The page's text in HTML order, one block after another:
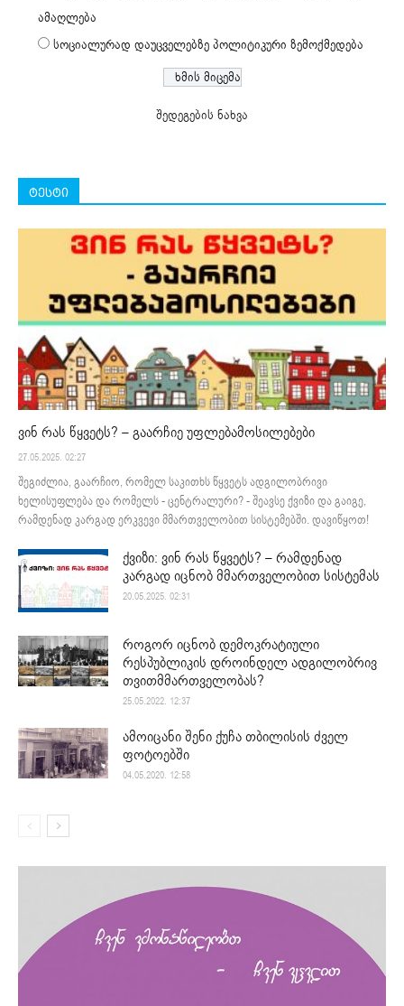
ამაღლება
სოციალურად დაუცველებზე პოლიტიკური ზემოქმედება
შედეგების ნახვა
ტესტი
ვინ რას წყვეტს? – გაარჩიე უფლებამოსილებები
27.05.2025. 02:27
შეგიძლია, გაარჩიო, რომელ საკითხს წყვეტს ადგილობრივი
ხელისუფლება და რომელს - ცენტრალური? - შეავსე ქვიზი და გაიგე,
რამდენად კარგად ერკვევი მმართველობით სისტემებში. დავიწყოთ!
ქვიზი: ვინ რას წყვეტს? – რამდენად
კარგად იცნობ მმართველობით სისტემას
20.05.2025. 02:31
როგორ იცნობ დემოკრატიული
რესპუბლიკის დროინდელ ადგილობრივ
თვითმმართველობას?
25.05.2022. 12:37
ამოიცანი შენი ქუჩა თბილისის ძველ
ფოტოებში
04.05.2020. 12:58